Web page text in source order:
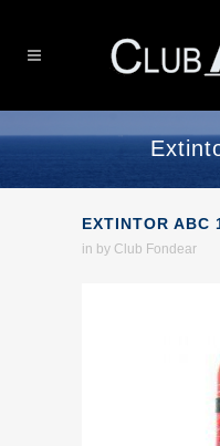
EXTINTOR ABC
in by Club Fondear